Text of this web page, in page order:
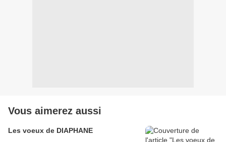
Vous aimerez aussi
Les voeux de DIAPHANE